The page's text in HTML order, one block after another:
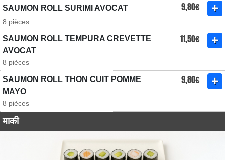
SAUMON ROLL SURIMI AVOCAT 9,80€
8 pièces
SAUMON ROLL TEMPURA CREVETTE
AVOCAT
11,50€
8 pièces
SAUMON ROLL THON CUIT POMME
MAYO
9,80€
8 pièces
माकी